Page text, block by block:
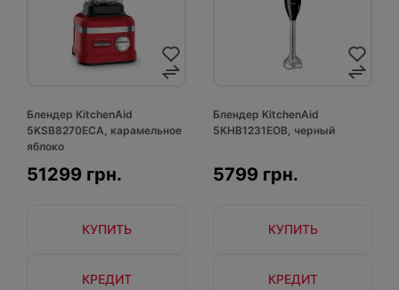
Блендер KitchenAid
5KSB8270ECA, карамельное
яблоко
51299 грн.
КУПИТЬ
КРЕДИТ
Блендер KitchenAid
5KHB1231EOB, черный
5799 грн.
КУПИТЬ
КРЕДИТ